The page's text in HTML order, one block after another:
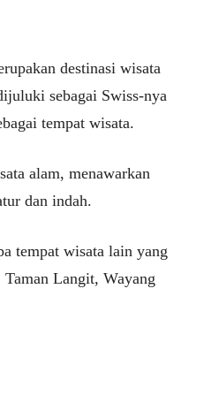
destinasi wisata
sebagai Swiss-nya
tempat wisata.
alam, menawarkan
dan indah.
tempat wisata lain yang
Taman Langit, Wayang